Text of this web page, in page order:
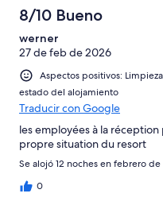
8/10 Bueno
werner
27 de feb de 2026
Aspectos positivos:
estado del alojamiento
Traducir con Google
les employées à la
propre situation du resort
Se alojó 12 noches en febrero
0